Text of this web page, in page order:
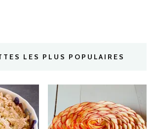
LES PLUS POPULAIRES